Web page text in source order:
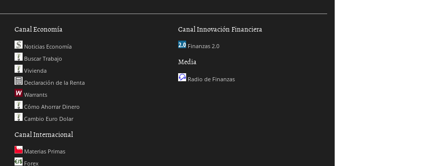
Canal Economía
Noticias Economía
Buscar Trabajo
Vivienda
Declaración de la Renta
Warrants
Cómo Ahorrar Dinero
Cambio Euro Dolar
Canal Internacional
Materias Primas
Forex
Canal Innovación Financiera
Finanzas 2.0
Media
Radio de Finanzas